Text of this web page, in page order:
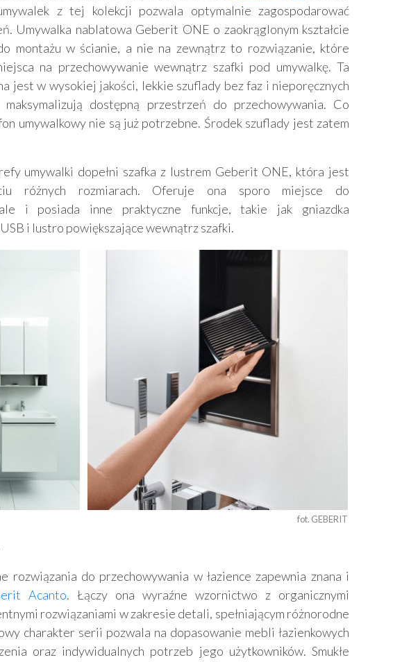
z tej kolekcji pozwala optymalnie zagospodarować
Umywalka nablatowa Geberit ONE o zaokrąglonym kształcie
montażu w ścianie, a nie na zewnątrz to rozwiązanie, które
na przechowywanie wewnątrz szafki pod umywalkę. Ta
jest w wysokiej jakości, lekkie szuflady bez faz i nieporęcznych
dostępną przestrzeń do przechowywania. Co
umywalkowy nie są już potrzebne. Środek szuflady jest zatem
umywalki dopełni szafka z lustrem Geberit ONE, która jest
różnych rozmiarach. Oferuje ona sporo miejsce do
ale i posiada inne praktyczne funkcje, takie jak gniazdka
i lustro powiększające wewnątrz szafki.
fot. GEBERIT
rozwiązania do przechowywania w łazience zapewnia znana i
Acanto. Łączy ona wyraźne wzornictwo z organicznymi
rozwiązaniami w zakresie detali, spełniającym różnorodne
charakter serii pozwala na dopasowanie mebli łazienkowych
oraz indywidualnych potrzeb jego użytkowników. Smukłe